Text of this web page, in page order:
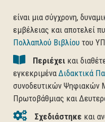
είναι μια σύγχρονη,
εμβέλειας και αποτελεί
Πολλαπλού Βιβλίου του
Περιέχει και
εγκεκριμέναΔιδακτικά
συνοδευτικών Ψηφιακών
Πρωτοβάθμιας και
Σχεδιάστηκε και